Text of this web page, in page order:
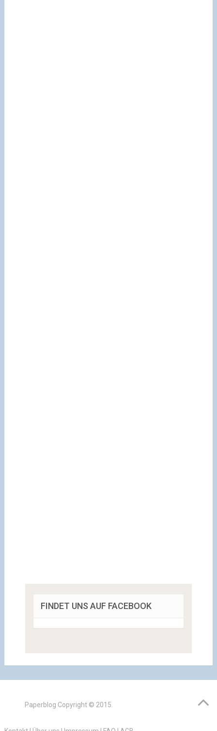
FINDET UNS AUF FACEBOOK
Paperblog Copyright © 2015.